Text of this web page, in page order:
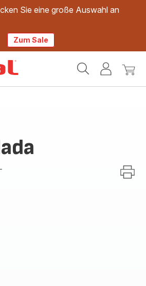
Sie eine große Auswahl an
Zum Sale
Mein
Mein
-